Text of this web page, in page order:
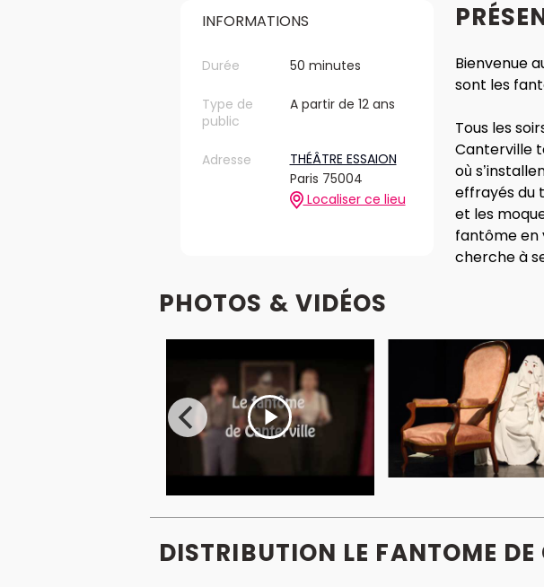
INFORMATIONS
Durée 50 minutes
Type de
public
A partir de 12 ans
Adresse
THÉÂTRE ESSAION
Paris 75004
Localiser ce lieu
Bienvenue
sont les
Tous les
Canterville
où
effrayés du
et les
fantôme en
cherche à
PHOTOS & VIDÉOS
DISTRIBUTION LE FANTOME